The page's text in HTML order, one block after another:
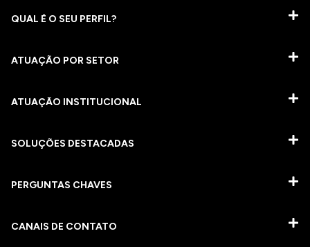
QUAL É O SEU PERFIL?
ATUAÇÃO POR SETOR
ATUAÇÃO INSTITUCIONAL
SOLUÇÕES DESTACADAS
PERGUNTAS CHAVES​
CANAIS DE CONTATO